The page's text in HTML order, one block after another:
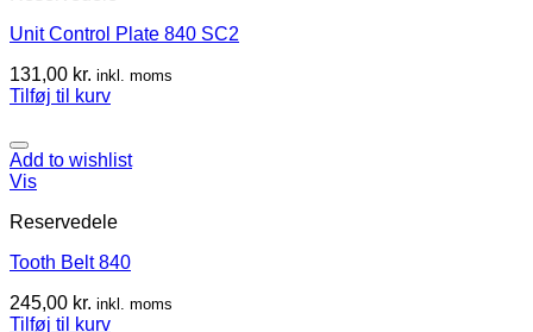
Unit Control Plate 840 SC2
131,00 kr. inkl. moms
Tilføj til kurv
Add to wishlist
Vis
Reservedele
Tooth Belt 840
245,00 kr. inkl. moms
Tilføj til kurv